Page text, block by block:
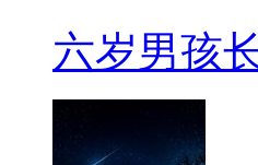
六岁男孩